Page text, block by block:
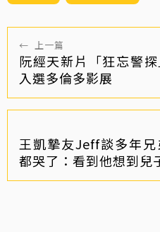
← 上一篇
阮經天新片「狂忘警
入選多倫多影展
王凱摯友Jeff談多年
都哭了：看到他想到兒